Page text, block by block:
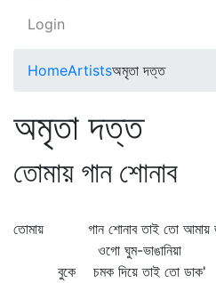
Login
HomeArtistsঅমৃতা দত্ত
অমৃতা দত্ত
তোমায় গান শোনাব
তোমায় গান শোনাব তাই তো আমায়
ওগো ঘুম-ভাঙানিয়া
বুকে চমক দিয়ে তাই তো ডাক'